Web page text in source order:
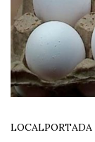
LOCALPORTADA